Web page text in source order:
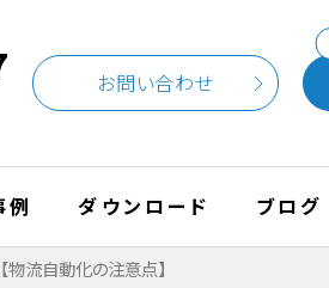
お問い合わせ
例 ダウンロード ブログ
物流自動化の注意点】